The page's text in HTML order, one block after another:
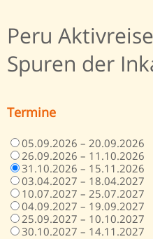
Peru
Spuren der
Termine
05.09.2026 – 20.09.2026
26.09.2026 – 11.10.2026
31.10.2026 – 15.11.2026
03.04.2027 – 18.04.2027
10.07.2027 – 25.07.2027
04.09.2027 – 19.09.2027
25.09.2027 – 10.10.2027
30.10.2027 – 14.11.2027